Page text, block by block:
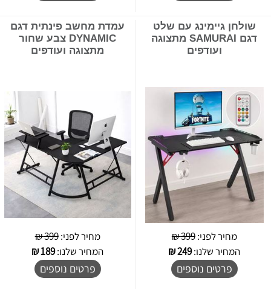
שולחן גיימינג עם שלט
דגם SAMURAI מתצוגה
ועודפים
מחיר לפני:399 ₪
המחיר שלנו:249
₪
פרטים נוספים
עמדת מחשב פינתית דגם
DYNAMIC צבע שחור
מתצוגה ועודפים
מחיר לפני:399 ₪
המחיר שלנו:189
₪
פרטים נוספים